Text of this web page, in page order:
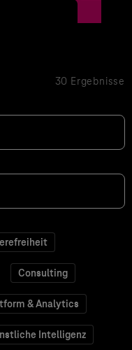
30 Ergebnisse
Consulting
& Analytics
Intelligenz